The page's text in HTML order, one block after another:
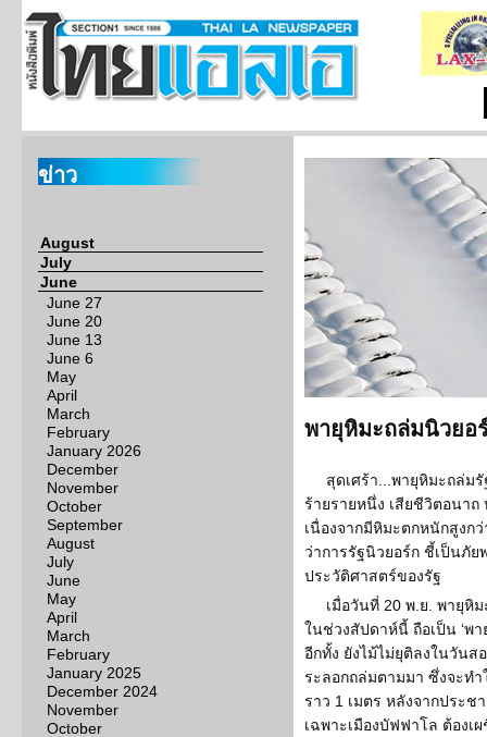
ข่าว
August
July
June
June 27
June 20
June 13
June 6
May
April
March
February
January 2026
December
November
October
September
August
July
June
May
April
March
February
January 2025
December 2024
November
October
พายุหิมะถล่มนิวยอ
สุดเศร้า...พายุหิมะถล่ม
ร้ายรายหนึ่ง เสียชีวิตอนาถ
เนื่องจากมีหิมะตกหนักสูงก
ว่าการรัฐนิวยอร์ก ชี้เป็นภั
ประวัติศาสตร์ของรัฐ
เมื่อวันที่ 20 พ.ย. พายุหิ
ในช่วงสัปดาห์นี้ ถือเป็น ‘พ
อีกทั้ง ยังไม้ไม่ยุติลงในวันส
ระลอกถล่มตามมา ซึ่งจะท
ราว 1 เมตร หลังจากประช
เฉพาะเมืองบัฟฟาโล ต้อง